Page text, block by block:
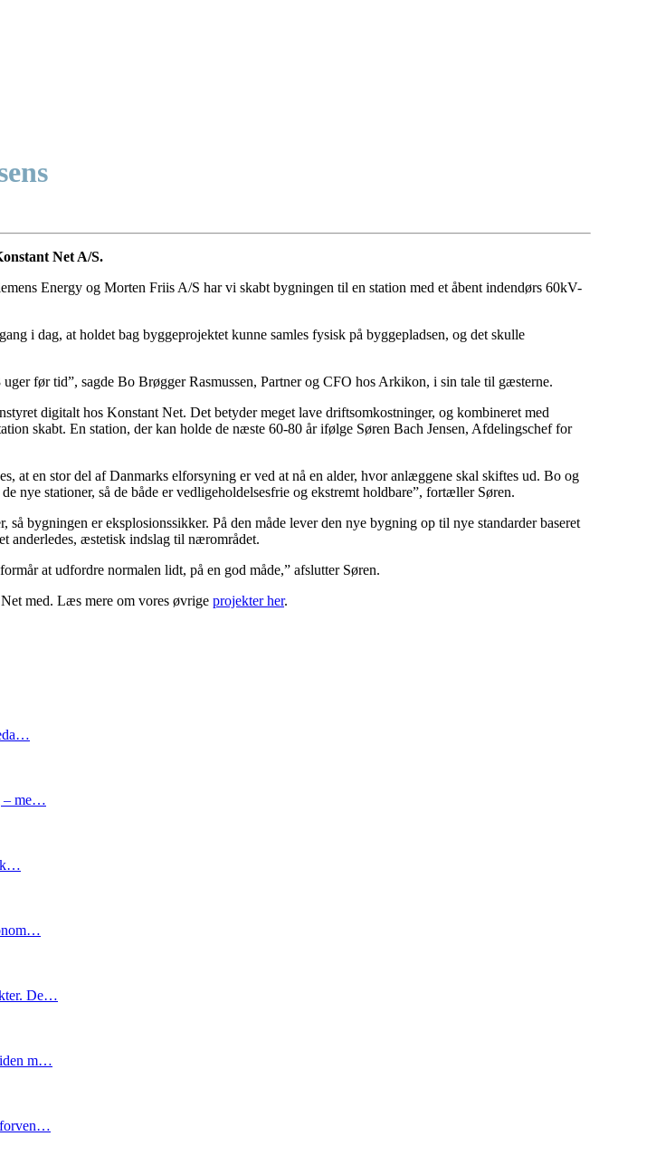
Net A/S.
Energy og Morten Friis A/S har vi skabt bygningen til en station med et åbent indendørs 60kV-
i dag, at holdet bag byggeprojektet kunne samles fysisk på byggepladsen, og det skulle
før tid”, sagde Bo Brøgger Rasmussen, Partner og CFO hos Arkikon, i sin tale til gæsterne.
digitalt hos Konstant Net. Det betyder meget lave driftsomkostninger, og kombineret med
skabt. En station, der kan holde de næste 60-80 år ifølge Søren Bach Jensen, Afdelingschef for
at en stor del af Danmarks elforsyning er ved at nå en alder, hvor anlæggene skal skiftes ud. Bo og
nye stationer, så de både er vedligeholdelsesfrie og ekstremt holdbare”, fortæller Søren.
bygningen er eksplosionssikker. På den måde lever den nye bygning op til nye standarder baseret
anderledes, æstetisk indslag til nærområdet.
at udfordre normalen lidt, på en god måde,” afslutter Søren.
med. Læs mere om vores øvrige projekter her.
– me…
De…
m…
forven…